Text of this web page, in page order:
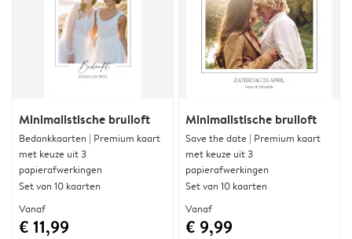
Minimalistische bruiloft
Bedankkaarten | Premium kaart
met keuze uit 3
papierafwerkingen
Set van 10 kaarten
Vanaf
€ 11,99
Minimalistische bruiloft
Save the date | Premium kaart
met keuze uit 3
papierafwerkingen
Set van 10 kaarten
Vanaf
€ 9,99